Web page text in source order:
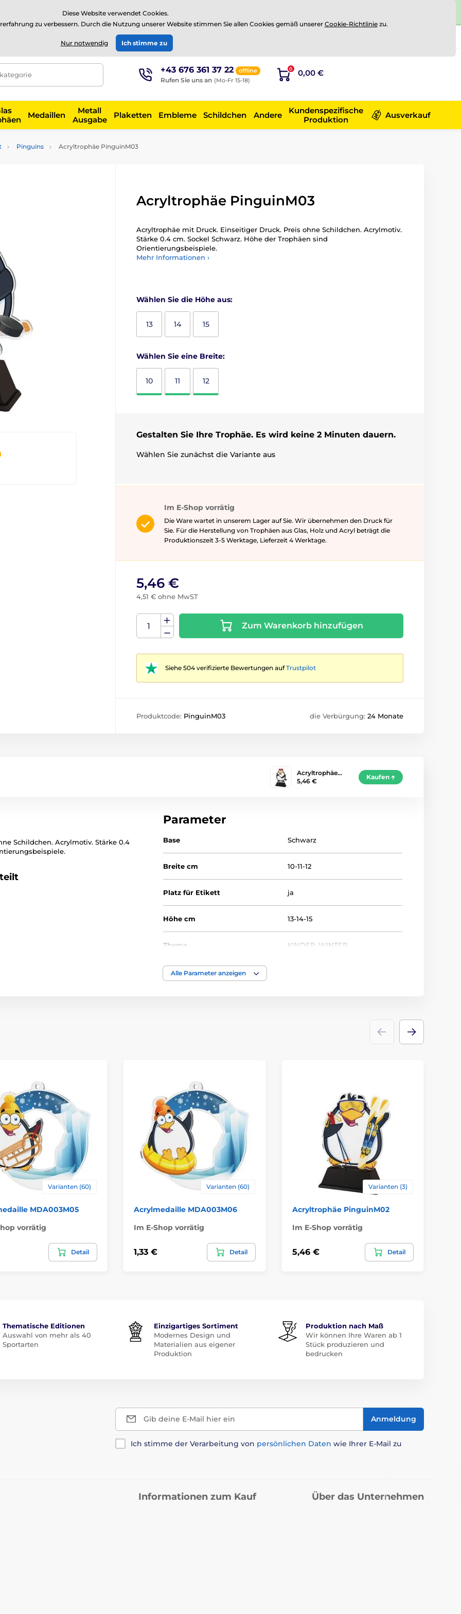
⭐Siehe 504 verifizierte Bewertungen aufTrustpilot
EUR
+43 676 361 37 22 offline
Rufen Sie uns an (Mo-Fr 15-18)
0 0,00 €
Medaillen
Metall
Ausgabe
Plaketten Embleme Schildchen Andere
Kundenspezifische
Produktion
Ausverkauf
Pinguins Acryltrophäe PinguinM03
Acryltrophäe PinguinM03
Acryltrophäe mit Druck. Einseitiger Druck. Preis ohne Schildchen. Acrylmotiv.
Stärke 0.4 cm. Sockel Schwarz. Höhe der Trophäen sind
Orientierungsbeispiele.
Mehr Informationen ›
Wählen Sie die Höhe aus:
13 14 15
Wählen Sie eine Breite:
10 11 12
Gestalten Sie Ihre Trophäe. Es wird keine 2 Minuten dauern.
Wählen Sie zunächst die Variante aus
Im E-Shop vorrätig
Die Ware wartet in unserem Lager auf Sie. Wir übernehmen den Druck für
Sie. Für die Herstellung von Trophäen aus Glas, Holz und Acryl beträgt die
Produktionszeit 3-5 ​​Werktage, Lieferzeit 4 Werktage.
5,46 €
4,51 € ohne MwST
Zum Warenkorb hinzufügen
Siehe 504 verifizierte Bewertungen aufTrustpilot
Produktcode: PinguinM03 die Verbürgung: 24 Monate
Acryltrophäe…
5,46 €
Kaufen
Schildchen. Acrylmotiv. Stärke 0.4
Parameter
Base Schwarz
Breite cm 10-11-12
Platz für Etikett ja
Höhe cm 13-14-15
Thema KINDER WINTER
Auszeichnungstyp
Alle Parameter anzeigen
Varianten (60)
MDA003M05
vorrätig
Detail
Varianten (60)
Acrylmedaille MDA003M06
Im E-Shop vorrätig
1,33 € Detail
Varianten (3)
Acryltrophäe PinguinM02
Im E-Shop vorrätig
5,46 € Detail
Thematische Editionen
Auswahl von mehr als 40
Sportarten
Einzigartiges Sortiment
Modernes Design und
Materialien aus eigener
Produktion
Produktion nach Maß
Wir können Ihre Waren ab 1
Stück produzieren und
bedrucken
Gib deine E-Mail hier ein Anmeldung
Ich stimme der Verarbeitung von persönlichen Daten wie Ihrer E-Mail zu
Informationen zum Kauf Über das Unternehmen
Diese Website verwendet Cookies.
zu verbessern. Durch die Nutzung unserer Website stimmen Sie allen Cookies gemäß unserer Cookie-Richtliniezu.
Nur notwendig Ich stimme zu